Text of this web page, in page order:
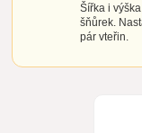
Šířka i
šňůrek.
pár vteřin.